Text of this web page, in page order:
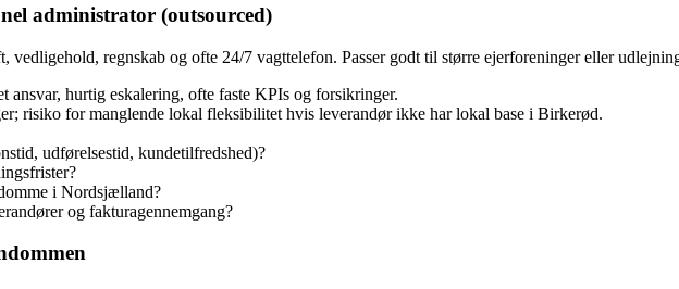
administrator (outsourced)
vedligehold, regnskab og ofte 24/7 vagttelefon. Passer godt til større ejerforeninger eller
ansvar, hurtig eskalering, ofte faste KPIs og forsikringer.
risiko for manglende lokal fleksibilitet hvis leverandør ikke har lokal base i Birkerød.
udførelsestid, kundetilfredshed)?
i Nordsjælland?
og fakturagennemgang?